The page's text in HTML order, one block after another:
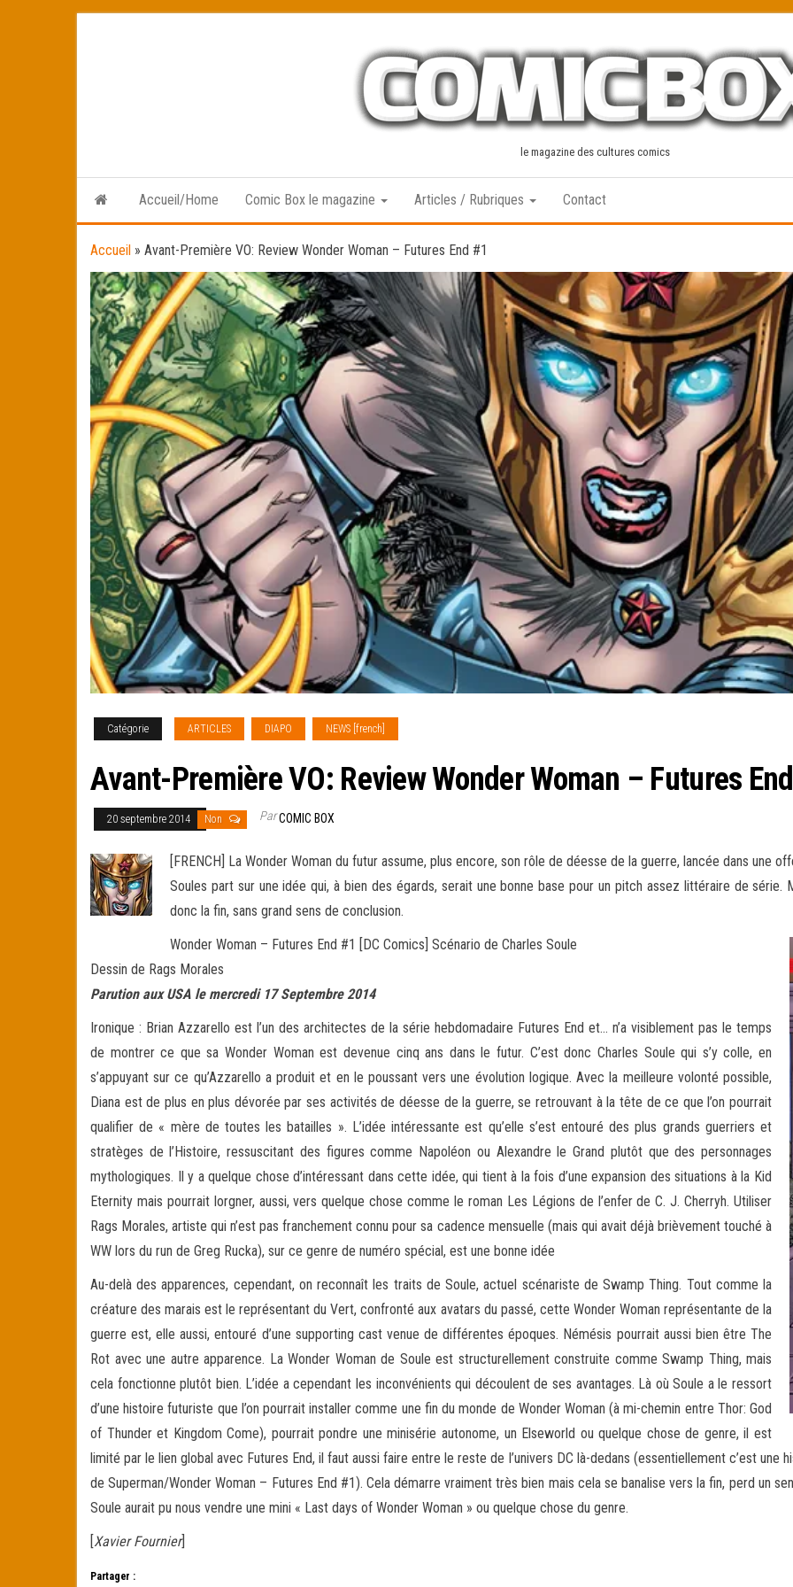
le magazine des cultures comics
Accueil/Home Comic Box le magazine Articles / Rubriques Contact
Accueil » Avant-Première VO: Review Wonder Woman – Futures End #1
Catégorie ARTICLES DIAPO NEWS [french]
Avant-Première VO: Review Wonder Woman – Futures
20 septembre 2014 Non ParCOMIC BOX
[FRENCH] La Wonder Woman du futur assume, plus encore, son rôle de déesse de la guerre, lancée dans une
Soules part sur une idée qui, à bien des égards, serait une bonne base pour un pitch assez littéraire de série.
donc la fin, sans grand sens de conclusion.
Wonder Woman – Futures End #1 [DC Comics] Scénario de Charles Soule
Dessin de Rags Morales
Parution aux USA le mercredi 17 Septembre 2014
Ironique : Brian Azzarello est l’un des architectes de la série hebdomadaire Futures End et… n’a visiblement pas le temps
de montrer ce que sa Wonder Woman est devenue cinq ans dans le futur. C’est donc Charles Soule qui s’y colle, en
s’appuyant sur ce qu’Azzarello a produit et en le poussant vers une évolution logique. Avec la meilleure volonté possible,
Diana est de plus en plus dévorée par ses activités de déesse de la guerre, se retrouvant à la tête de ce que l’on pourrait
qualifier de « mère de toutes les batailles ». L’idée intéressante est qu’elle s’est entouré des plus grands guerriers et
stratèges de l’Histoire, ressuscitant des figures comme Napoléon ou Alexandre le Grand plutôt que des personnages
mythologiques. Il y a quelque chose d’intéressant dans cette idée, qui tient à la fois d’une expansion des situations à la Kid
Eternity mais pourrait lorgner, aussi, vers quelque chose comme le roman Les Légions de l’enfer de C. J. Cherryh. Utiliser
Rags Morales, artiste qui n’est pas franchement connu pour sa cadence mensuelle (mais qui avait déjà brièvement touché à
WW lors du run de Greg Rucka), sur ce genre de numéro spécial, est une bonne idée
Au-delà des apparences, cependant, on reconnaît les traits de Soule, actuel scénariste de Swamp Thing. Tout comme la
créature des marais est le représentant du Vert, confronté aux avatars du passé, cette Wonder Woman représentante de la
guerre est, elle aussi, entouré d’une supporting cast venue de différentes époques. Némésis pourrait aussi bien être The
Rot avec une autre apparence. La Wonder Woman de Soule est structurellement construite comme Swamp Thing, mais
cela fonctionne plutôt bien. L’idée a cependant les inconvénients qui découlent de ses avantages. Là où Soule a le ressort
d’une histoire futuriste que l’on pourrait installer comme une fin du monde de Wonder Woman (à mi-chemin entre Thor: God
of Thunder et Kingdom Come), pourrait pondre une minisérie autonome, un Elseworld ou quelque chose de genre, il est
limité par le lien global avec Futures End, il faut aussi faire entre le reste de l’univers DC là-dedans (essentiellement c’est une
de Superman/Wonder Woman – Futures End #1). Cela démarre vraiment très bien mais cela se banalise vers la fin, perd un
Soule aurait pu nous vendre une mini « Last days of Wonder Woman » ou quelque chose du genre.
[Xavier Fournier]
Partager :